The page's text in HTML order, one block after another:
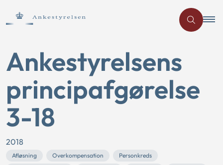
Ankestyrelsens
principafgørelse
3-18
2018
Afløsning Overkompensation
Personkreds